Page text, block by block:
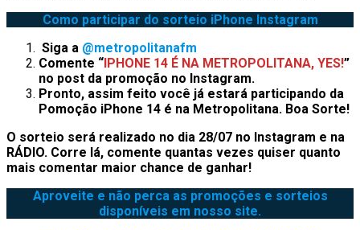
Como participar do sorteio iPhone Instagram
Siga a @metropolitanafm
Comente “IPHONE 14 É NA METROPOLITANA, YES!”
no post da promoção no Instagram.
Pronto, assim feito você já estará participando da
Pomoção iPhone 14 é na Metropolitana. Boa Sorte!
O sorteio será realizado no dia 28/07 no Instagram e na
RÁDIO. Corre lá, comente quantas vezes quiser quanto
mais comentar maior chance de ganhar!
Aproveite e não perca as promoções e sorteios
disponíveis em nosso site.